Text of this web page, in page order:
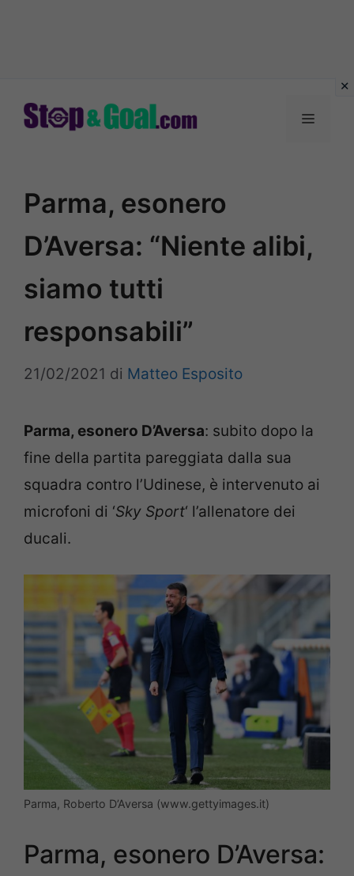
Menu
Parma, esonero
D’Aversa: “Niente alibi,
siamo tutti
responsabili”
21/02/2021 di Matteo Esposito
Parma, esonero D’Aversa: subito dopo la
fine della partita pareggiata dalla sua
squadra contro l’Udinese, è intervenuto ai
microfoni di ‘Sky Sport‘ l’allenatore dei
ducali.
Parma, Roberto D’Aversa (www.gettyimages.it)
Parma, esonero D’Aversa: